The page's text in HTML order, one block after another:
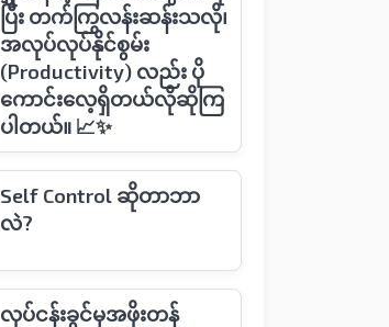
ပြီး တက်ကြွလန်းဆန်းသလို၊
အလုပ်လုပ်နိုင်စွမ်း
(Productivity) လည်း ပို
ကောင်းလေ့ရှိတယ်လိုဆိုကြ
ပါတယ်။ 📈✨
Self Control ဆိုတာဘာ
လဲ?
လုပ်ငန်းခွင်မှအဖိုးတန်